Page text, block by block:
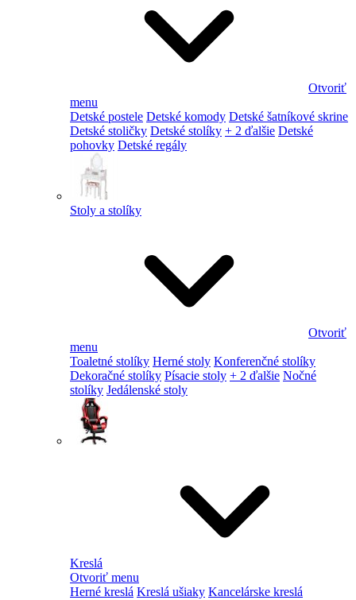
Otvoriť
menu
Detské postele Detské komody Detské šatníkové skrine
Detské stoličky Detské stolíky + 2 ďalšie Detské
pohovky Detské regály
Stoly a stolíky
Otvoriť
menu
Toaletné stolíky Herné stoly Konferenčné stolíky
Dekoračné stolíky Písacie stoly + 2 ďalšie Nočné
stolíky Jedálenské stoly
Kreslá
Otvoriť menu
Herné kreslá Kreslá ušiaky Kancelárske kreslá